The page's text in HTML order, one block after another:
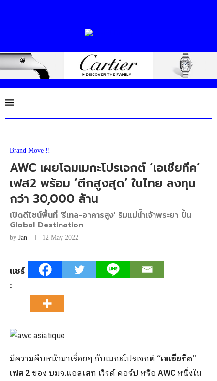
Brand Move !!
AWC เผยโฉมเมกะโปรเจกต์ ‘เอเชียทีค’
เฟส2 พร้อม ‘ตึกสูงสุด’ ในไทย ลงทุน
กว่า 30,000 ล้าน
เปิดดีไซน์พื้นที่ 'รีเทล-อาคารสูง' ริมแม่น้ำเจ้าพระยา ปั้น
Global Destination
by Jan 12 May 2022
แชร์
:
มีความคืบหน้ามาเรื่อยๆ กับเมกะโปรเจกต์“เอเชียทีค”
เฟส 2ของ บมจ.แอสเสท เวิรด์ คอร์ป หรือ AWCหนึ่งใน